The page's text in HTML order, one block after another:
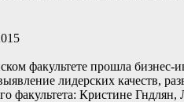
факультете прошла
лидерских качеств,
факультета: Кристине